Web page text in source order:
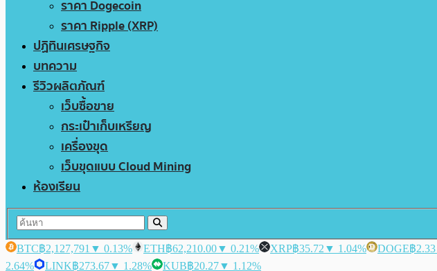
ราคา Dogecoin
ราคา Ripple (XRP)
ปฏิทินเศรษฐกิจ
บทความ
รีวิวผลิตภัณฑ์
เว็บซื้อขาย
กระเป๋าเก็บเหรียญ
เครื่องขุด
เว็บขุดแบบ Cloud Mining
ห้องเรียน
BTC฿2,127,791 ▼ 0.13% ETH฿62,210.00▼ 0.21% XRP฿35.72 ▼ 1.04% DOGE฿2.33
2.64%
LINK฿273.67▼ 1.28% KUB฿20.27▼ 1.12%